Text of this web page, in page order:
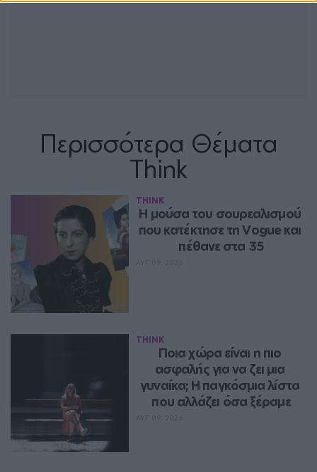
Περισσότερα Θέματα
Think
THINK
Η μούσα του σουρεαλισμού
που κατέκτησε τη Vogue και
πέθανε στα 35
THINK
Ποια χώρα είναι η πιο
ασφαλής για να ζει μια
γυναίκα; Η παγκόσμια λίστα
που αλλάζει όσα ξέραμε